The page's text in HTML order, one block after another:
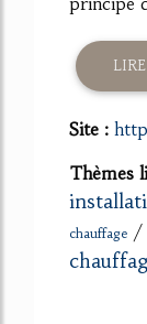
Site :
Thèmes
chauffage /